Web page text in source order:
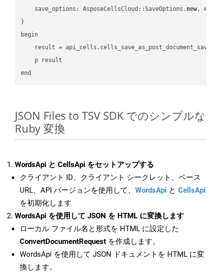
    save_options: AsposeCellsCloud::SaveOptions.
new, #
}
begin
result =
    p result
JSON Files to TSV SDK でのシンプルな
Ruby 変換
WordsApi と CellsApi をセットアップする
クライアント ID、クライアント シークレット、ベース
URL、API バージョンを使用して、 WordsApi と CellsApi
を初期化します
WordsApi を使用して JSON を HTML に変換します
ローカル ファイル名と形式を HTML に設定した
ConvertDocumentRequest を作成します。
WordsApi を使用して JSON ドキュメントを HTML に変
換します。